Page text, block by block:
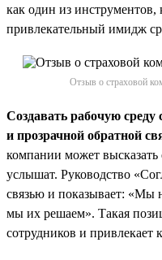
как один из инструментов,
привлекательный имидж
Отзыв о страховой
Создавать рабочую
и прозрачной обратной
компании может высказать
услышат. Руководство
связью и показывает: «Мы
мы их решаем». Такая
сотрудников и привлекает